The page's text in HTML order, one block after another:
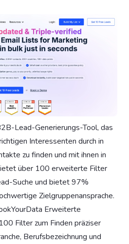
Lead-Generierungs-Tool, das
Interessenten durch in
zu finden und mit ihnen in
über 100 erweiterte Filter
Suche und bietet 97%
Zielgruppenansprache.
Erweiterte
Filter zum Finden präziser
Berufsbezeichnung und